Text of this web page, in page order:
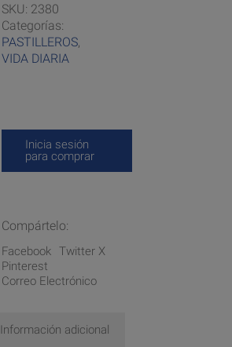
SKU: 2380
Categorías:
PASTILLEROS,
VIDA DIARIA
Inicia sesión
para comprar
Compártelo:
Facebook Twitter X
Pinterest
Correo Electrónico
Información adicional